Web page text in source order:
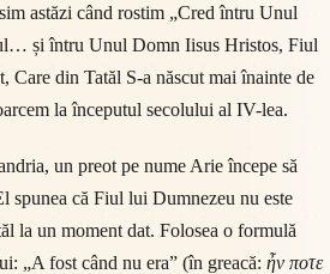
astăzi când rostim „Cred întru Unul
și întru Unul Domn Iisus Hristos, Fiul
Care din Tatăl S-a născut mai înainte de
la începutul secolului al IV-lea.
un preot pe nume Arie începe să
spunea că Fiul lui Dumnezeu nu este
la un moment dat. Folosea o formulă
„A fost când nu era” (în greacă: ἦν ποτε